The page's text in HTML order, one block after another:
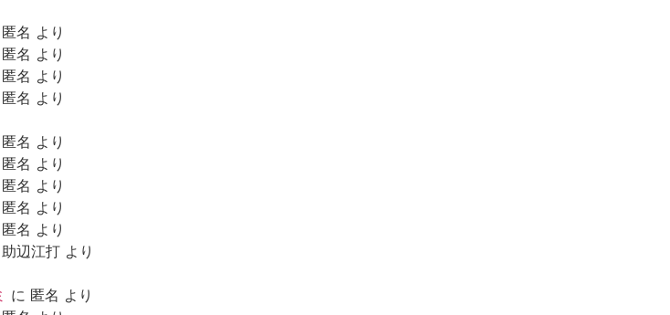
匿名 より
匿名 より
匿名 より
匿名 より
匿名 より
匿名 より
匿名 より
匿名 より
匿名 より
助辺江打 より
に 匿名 より